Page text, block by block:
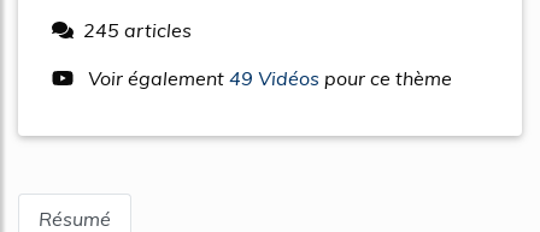
245 articles
Voir également 49 Vidéos pour ce thème
Résumé